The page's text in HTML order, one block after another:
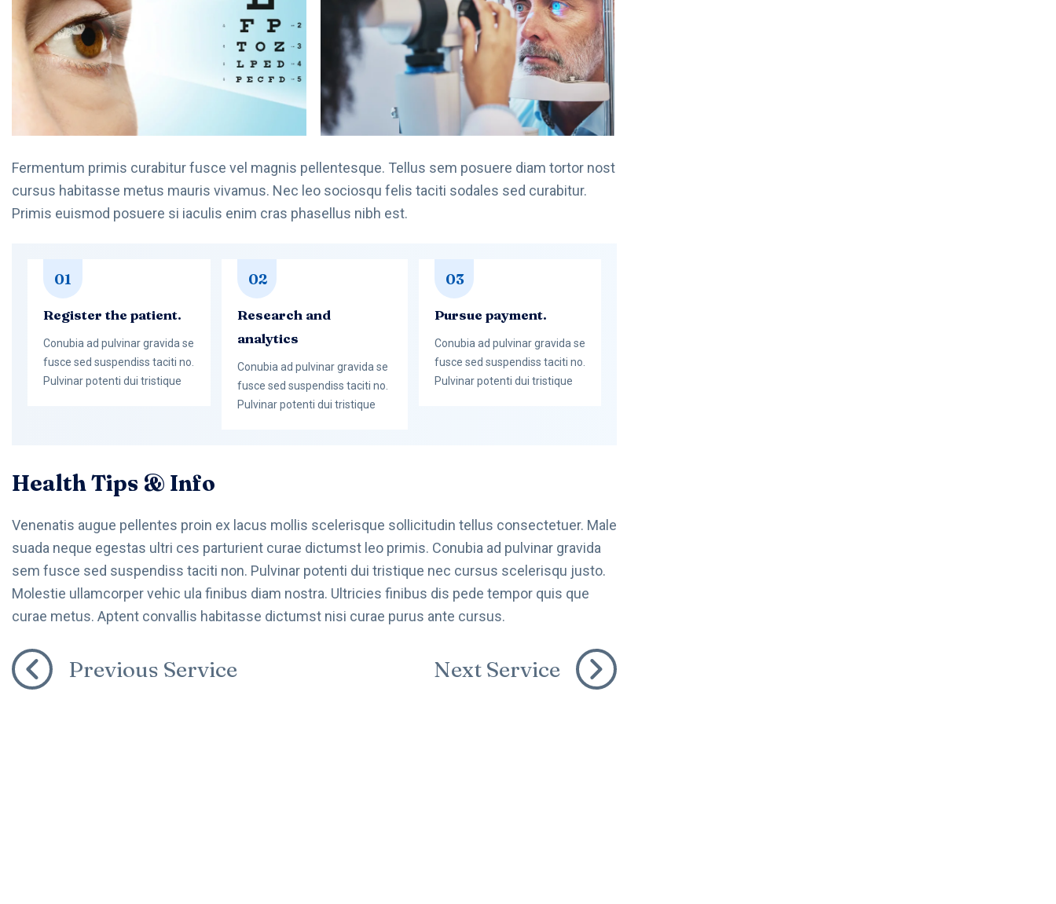
Fermentum primis curabitur fusce vel magnis pellentesque. Tellus sem posuere diam tortor nost
cursus habitasse metus mauris vivamus. Nec leo sociosqu felis taciti sodales sed curabitur.
Primis euismod posuere si iaculis enim cras phasellus nibh est.
01
Register the patient.
Conubia ad pulvinar gravida se
fusce sed suspendiss taciti no.
Pulvinar potenti dui tristique
02
Research and
analytics
Conubia ad pulvinar gravida se
fusce sed suspendiss taciti no.
Pulvinar potenti dui tristique
03
Pursue payment.
Conubia ad pulvinar gravida se
fusce sed suspendiss taciti no.
Pulvinar potenti dui tristique
Health Tips & Info
Venenatis augue pellentes proin ex lacus mollis scelerisque sollicitudin tellus consectetuer. Male
suada neque egestas ultri ces parturient curae dictumst leo primis. Conubia ad pulvinar gravida
sem fusce sed suspendiss taciti non. Pulvinar potenti dui tristique nec cursus scelerisqu justo.
Molestie ullamcorper vehic ula finibus diam nostra. Ultricies finibus dis pede tempor quis que
curae metus. Aptent convallis habitasse dictumst nisi curae purus ante cursus.
Previous Service Next Service